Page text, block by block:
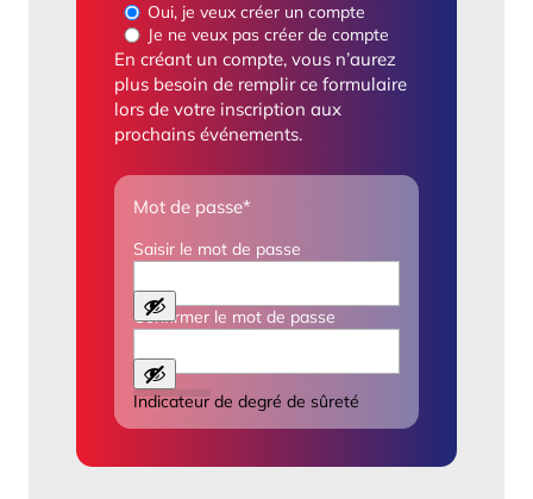
Oui, je veux créer un compte
Je ne veux pas créer de compte
En créant un compte, vous n’aurez
plus besoin de remplir ce formulaire
lors de votre inscription aux
prochains événements.
Mot de passe*
Saisir le mot de passe
Confirmer le mot de passe
Indicateur de degré de sûreté